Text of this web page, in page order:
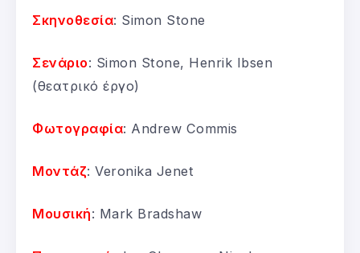
Σκηνοθεσία: Simon Stone
Σενάριο: Simon Stone, Henrik Ibsen
(θεατρικό έργο)
Φωτογραφία: Andrew Commis
Μοντάζ: Veronika Jenet
Μουσική: Mark Bradshaw